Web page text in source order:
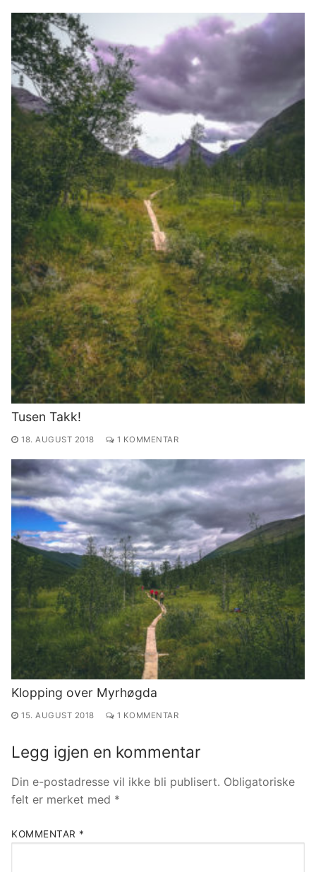
Tusen Takk!
18. AUGUST 2018 1 KOMMENTAR
Klopping over Myrhøgda
15. AUGUST 2018 1 KOMMENTAR
Legg igjen en kommentar
Din e-postadresse vil ikke bli publisert. Obligatoriske
felt er merket med *
KOMMENTAR *